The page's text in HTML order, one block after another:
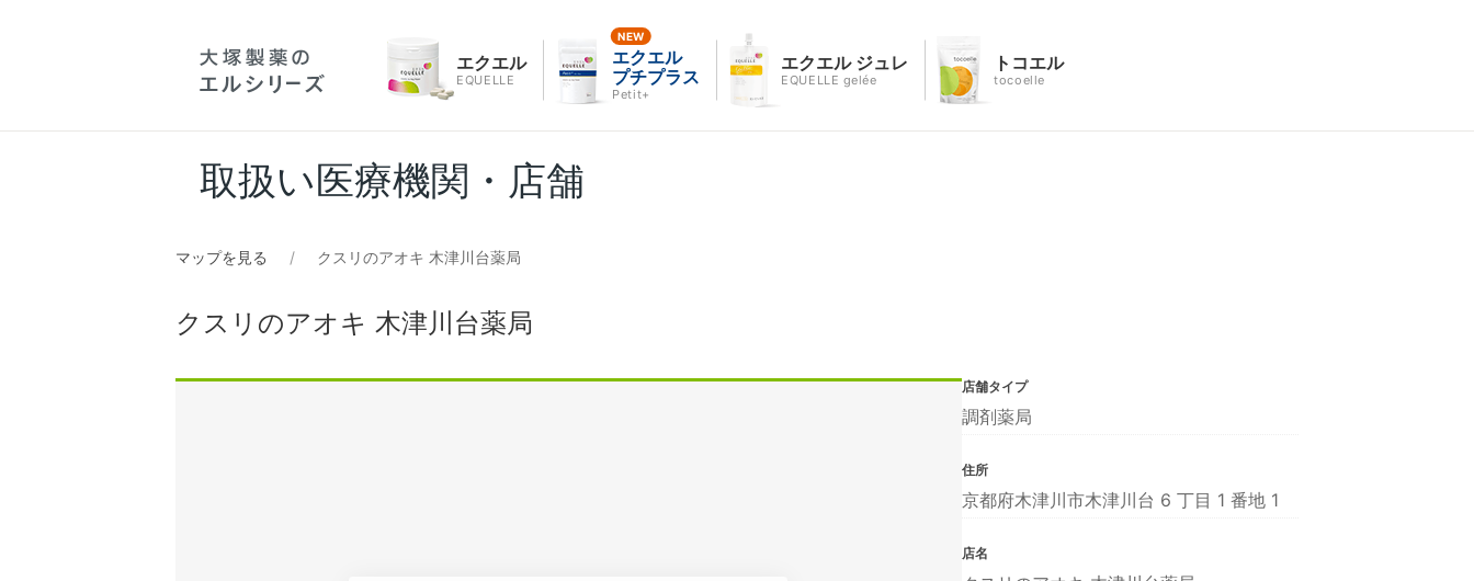
エクエル
EQUELLE
エクエル
プチプラス
Petit+
エクエル ジュレ
EQUELLE gelée
トコエル
tocoelle
取扱い医療機関・店舗
マップを見る クスリのアオキ 木津川台薬局
クスリのアオキ 木津川台薬局
店舗タイプ
調剤薬局
住所
京都府木津川市木津川台 6 丁目 1 番地 1
店名